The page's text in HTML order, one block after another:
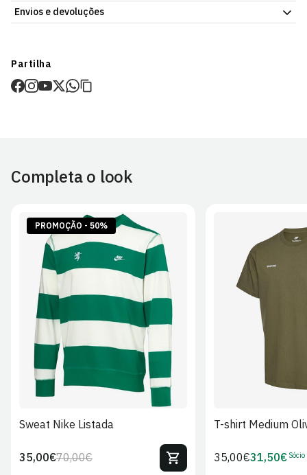
Laser SCP. Fabricado em material PU de qualidade com o
emblema oficial do clube gravado a laser, é durável, elegante e
acabamento distinto.
Envios e devoluções
Prazo estimado de entrega varia consoante o destino e método
de envio.
Artigos personalizados não podem ser devolvidos.
de EnvioeDevoluções
Partilha
Completa o look
PROMOÇÃO - 50%
S XL 2XL
Sweat Nike Listada
Preço
70,00€Preço
35,00€
T-shirt Medium
Preço
35,00€Preço
31,50€ Sócio